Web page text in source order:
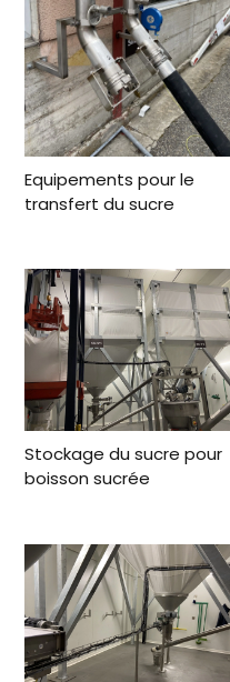
Equipements pour le
transfert du sucre
Stockage du sucre pour
boisson sucrée